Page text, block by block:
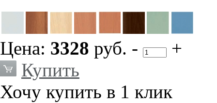
Цена: 3328 руб. -
+
Купить
Хочу купить в 1 клик